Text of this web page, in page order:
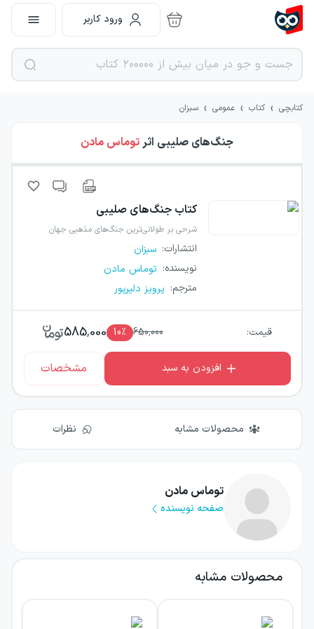
ورود کاربر
کتابچی › کتاب › عمومی › سبزان
جنگ‌های صلیبی اثرتوماس مادن
کتاب جنگ‌های صلیبی
شرحی بر طولانی‌ترین جنگ‌های مذهبی جهان
انتشارات: سبزان
نویسنده: توماس مادن
مترجم: پرویز دلیرپور
قیمت: 650,000
10٪ 585,000
افزودن به سبد مشخصات
محصولات مشابه نظرات
توماس مادن
صفحه نویسنده
محصولات مشابه